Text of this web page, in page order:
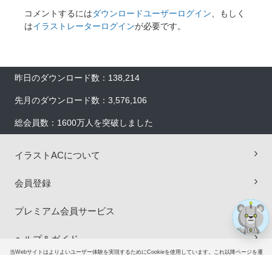
当Webサイトはよりよいユーザー体験を実現するためにCookieを使用しています。これ以降ページを遷
コメントするにはダウンロードユーザーログイン 、もしく
はイラストレーターログインが必要です。
昨日のダウンロード数：138,214
先月のダウンロード数：3,576,106
総会員数：1600万人を突破しました
イラストACについて
会員登録
プレミアム会員サービス
ヘルプ＆ガイド